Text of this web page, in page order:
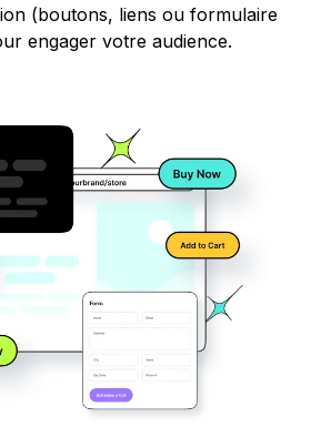
(boutons, liens ou formulaire
engager votre audience.